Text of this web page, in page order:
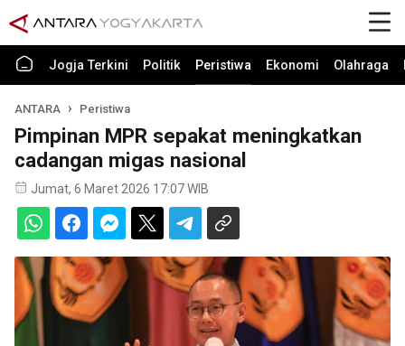
Jogja Terkini Politik Peristiwa Ekonomi Olahraga
ANTARA Peristiwa
Pimpinan MPR sepakat meningkatkan
cadangan migas nasional
Jumat, 6 Maret 2026 17:07 WIB